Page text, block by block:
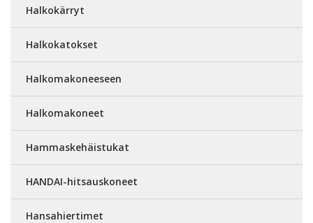
Halkokärryt
Halkokatokset
Halkomakoneeseen
Halkomakoneet
Hammaskehäistukat
HANDAI-hitsauskoneet
Hansahiertimet